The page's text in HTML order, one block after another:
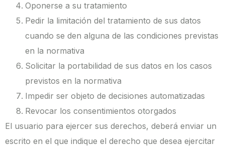
Oponerse a su tratamiento
Pedir la limitación del tratamiento de sus datos
cuando se den alguna de las condiciones previstas
en la normativa
Solicitar la portabilidad de sus datos en los casos
previstos en la normativa
Impedir ser objeto de decisiones automatizadas
Revocar los consentimientos otorgados
El usuario para ejercer sus derechos, deberá enviar un
escrito en el que indique el derecho que desea ejercitar